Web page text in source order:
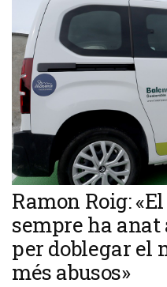
Ramon Roig:
sempre ha anat
per doblegar el
més abusos»